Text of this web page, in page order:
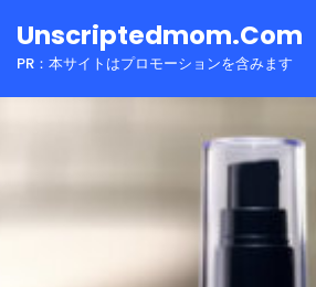
toUnscriptedmom.com
PR：本サイトはプロモーションを含みます